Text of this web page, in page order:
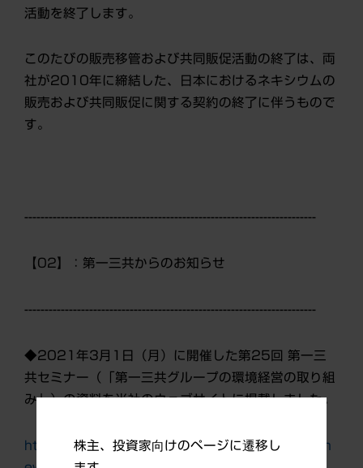
活動を終了します。
このたびの販売移管および共同販促活動の終了は、両
社が2010年に締結した、日本におけるネキシウムの
販売および共同販促に関する契約の終了に伴うもので
す。
------------------------------------------------------------------------
【02】：第一三共からのお知らせ
------------------------------------------------------------------------
◆2021年3月1日（月）に開催した第25回 第一三
共セミナー（「第一三共グループの環境経営の取り組
み」）の資料を当社のウェブサイトに掲載しました。
https://www.daiichisankyo.co.jp/investors/ir_n
株主、投資家向けのページに遷移し